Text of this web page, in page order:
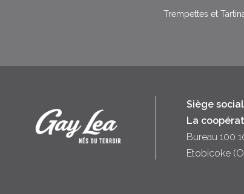
Trempettes et
Siège social
La
Bureau 100
Etobicoke